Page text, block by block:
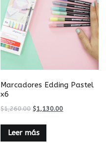
Marcadores Edding Pastel
x6
$1,260.00 $1,130.00
Leer más